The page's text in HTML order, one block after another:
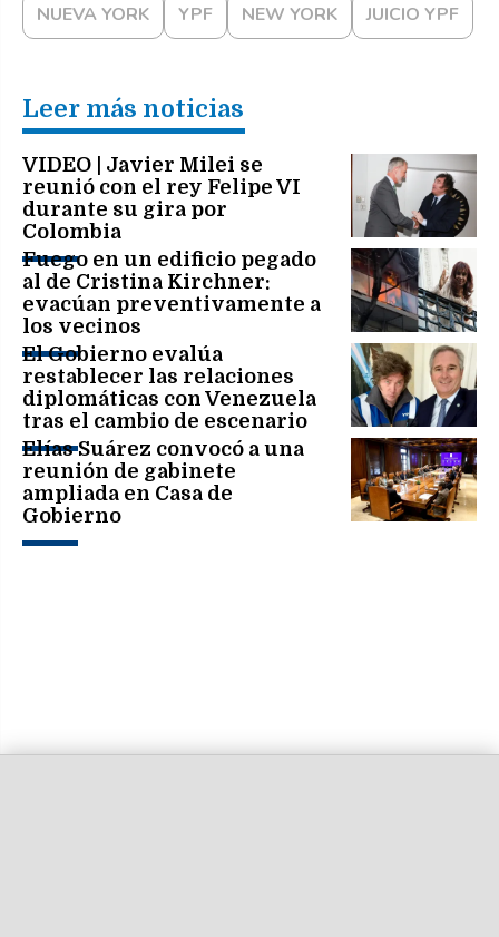
NUEVA YORK YPF NEW YORK JUICIO YPF
Leer más noticias
VIDEO | Javier Milei se
reunió con el rey Felipe VI
durante su gira por
Colombia
Fuego en un edificio pegado
al de Cristina Kirchner:
evacúan preventivamente a
los vecinos
El Gobierno evalúa
restablecer las relaciones
diplomáticas con Venezuela
tras el cambio de escenario
político
Elías Suárez convocó a una
reunión de gabinete
ampliada en Casa de
Gobierno